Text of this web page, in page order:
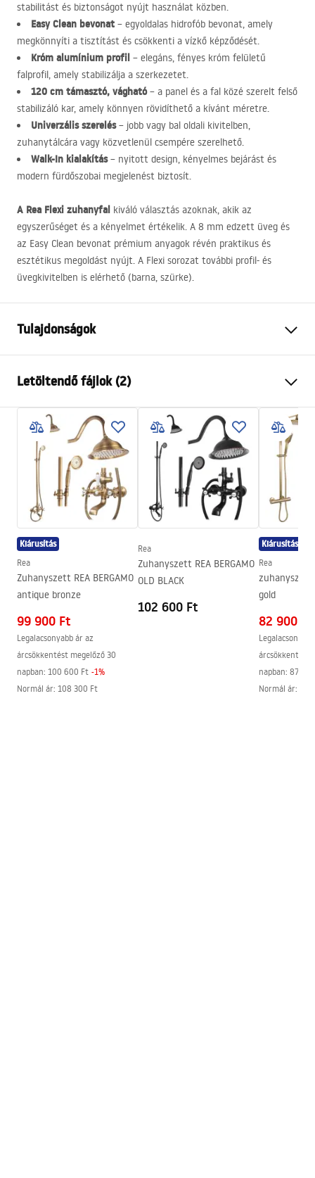
stabilitást és biztonságot nyújt használat közben.
Easy Clean bevonat – egyoldalas hidrofób bevonat, amely
megkönnyíti a tisztítást és csökkenti a vízkő képződését.
Króm alumínium profil – elegáns, fényes króm felületű
falprofil, amely stabilizálja a szerkezetet.
120 cm támasztó, vágható– a panel és a fal közé szerelt felső
stabilizáló kar, amely könnyen rövidíthető a kívánt méretre.
Univerzális szerelés– jobb vagy bal oldali kivitelben,
zuhanytálcára vagy közvetlenül csempére szerelhető.
Walk-In kialakítás– nyitott design, kényelmes bejárást és
modern fürdőszobai megjelenést biztosít.
A Rea Flexi zuhanyfal kiváló választás azoknak, akik az
egyszerűséget és a kényelmet értékelik. A 8 mm edzett üveg és
az Easy Clean bevonat prémium anyagok révén praktikus és
esztétikus megoldást nyújt. A Flexi sorozat további profil- és
üvegkivitelben is elérhető (barna, szürke).
Tulajdonságok
Szín
Kabin típusa
Walk-in
Az üveg színe
Átlátszó 8mm
Széria
Flexi
Összeszerelés
A zuhanytálcán vagy a padlón
Magasság
1950
mm
A kabin iránya
Univerzális
Garancia
Easy Clean bevonat
Igen, az üveg egyik oldalán
Letöltendő fájlok (2)
Biztonsági információk
WARUNKI BEZPIECZENSTWA KABINY DRZWI
PARAWANY.pdf
Szerelési útmutató
Instrukcja_monta__u___cianki_Flexi.pdf
Kiárusítás
Rea
Zuhanyszett REA BERGAMO
antique bronze
99 900 Ft
Legalacsonyabb ár az
árcsökkentést megelőző 30
napban: 100 600 Ft -1%
Normál ár: 108 300 Ft
Rea
Zuhanyszett REA BERGAMO
OLD BLACK
102 600 Ft
Kiárusítás
Rea
zuhanyszett
gold
82 900 Ft
árcsökkentést
napban: 87
Normál ár: